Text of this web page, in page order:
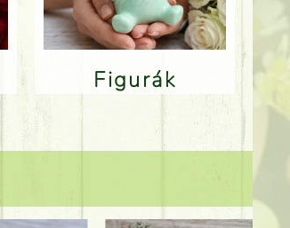
Figurák